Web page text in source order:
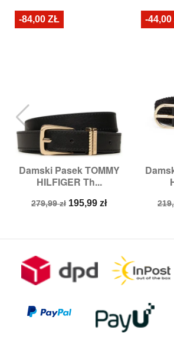
Damski Pasek TOMMY
HILFIGER Th...
Cena
279,99 zł Cena
195,99 zł
-84,00 ZŁ -44,00